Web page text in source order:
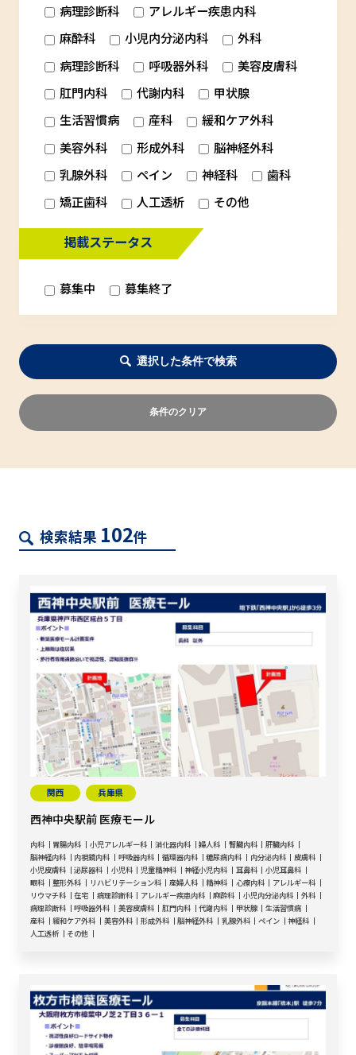
病理診断科
アレルギー疾患内科
麻酔科
小児内分泌内科
外科
病理診断科
呼吸器外科
美容皮膚科
肛門内科
代謝内科
甲状腺
生活習慣病
産科
緩和ケア外科
美容外科
形成外科
脳神経外科
乳腺外科
ペイン 神経科
歯科
矯正歯科
人工透析 その他
掲載ステータス
募集中 募集終了
選択した条件で検索
条件のクリア
検索結果 102件
関西 兵庫県
西神中央駅前 医療モール
内科 胃腸内科 小児アレルギー科 消化器内科 婦人科 腎臓内科
肝臓内科
脳神経内科
内視鏡内科 呼吸器内科 循環器内科 糖尿病内科 内分泌内科
皮膚科
小児皮膚科
泌尿器科 小児科 児童精神科 神経小児内科 耳鼻科
小児耳鼻科
眼科
整形外科 リハビリテーション科 産婦人科 精神科 心療内科
アレルギー科
リウマチ科
在宅 病理診断科 アレルギー疾患内科 麻酔科 小児内分泌内科
外科
病理診断科
呼吸器外科 美容皮膚科 肛門内科 代謝内科 甲状腺
生活習慣病
産科
緩和ケア外科 美容外科 形成外科 脳神経外科 乳腺外科 ペイン
神経科
人工透析
その他